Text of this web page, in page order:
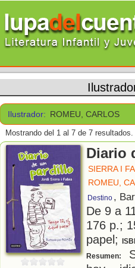
Ilustrador: ROMEU, CARLOS
Mostrando del 1 al 7 de 7 resultados.
Diario
SIERRA I
ROMEU,
Destino ,
De 9 a
176 p.;
papel;
Resumen: